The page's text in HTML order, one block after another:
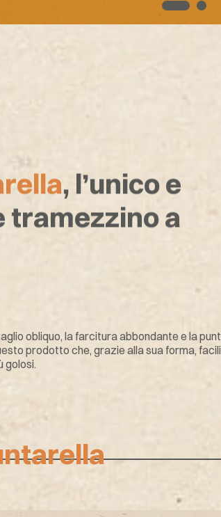
, l’unico e
tramezzino a
obliquo, la farcitura abbondante e la
prodotto che, grazie alla sua forma,
golosi.